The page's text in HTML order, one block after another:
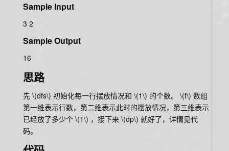
Sample Input
3 2
Sample Output
16
思路
先 \(dfs\) 初始化每一行摆放情况和 \(1\) 的个数。 \(f\) 数组
第一维表示行数，第二维表示此时的摆放情况，第三维表示
已经放了多少个 \(1\) ，接下来 \(dp\) 就好了，详情见代
码。